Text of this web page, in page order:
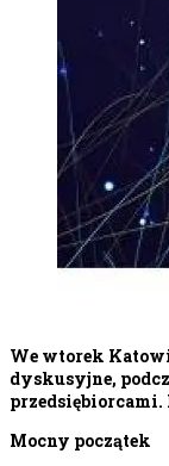
We wtorek
dyskusyjne,
przedsiębiorcami.
Mocny początek